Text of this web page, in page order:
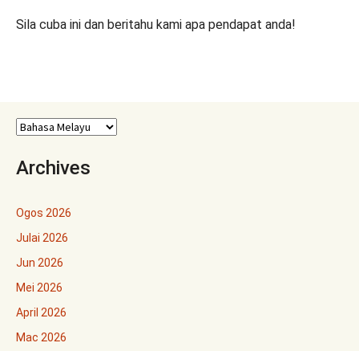
Sila cuba ini dan beritahu kami apa pendapat anda!
Archives
Ogos 2026
Julai 2026
Jun 2026
Mei 2026
April 2026
Mac 2026